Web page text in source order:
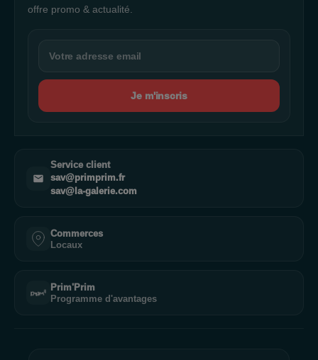
offre promo & actualité.
Je m'inscris
Service client
sav@primprim.fr
sav@la-galerie.com
Commerces
Locaux
Prim'Prim
Programme d'avantages